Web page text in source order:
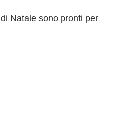
Natale sono pronti per